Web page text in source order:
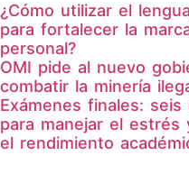
¿Cómo utilizar el
para fortalecer la
personal?
OMI pide al nuevo
combatir la minería
Exámenes finales: seis
para manejar el estrés
el rendimiento